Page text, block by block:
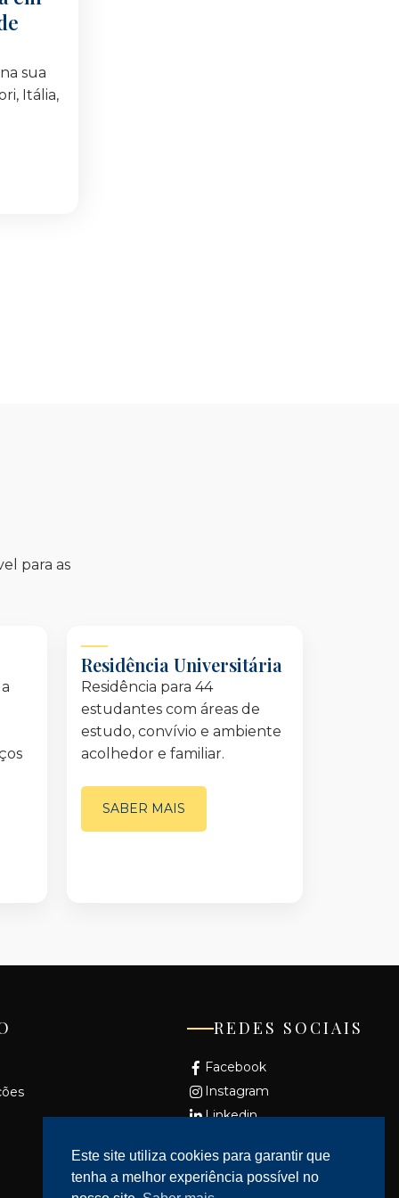
Este site utiliza cookies para garantir que
tenha a melhor experiência possível no
sua
Itália,
para as
Residência Universitária
Residência para 44
estudantes com áreas de
estudo, convívio e ambiente
acolhedor e familiar.
SABER MAIS
REDES SOCIAIS
Facebook
Instagram
Linkedin